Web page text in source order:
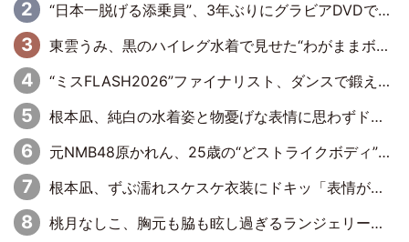
“日本一脱げる添乗員”、3年ぶりにグラビアDVDで復活 31歳の艶やかな表情がさえわたる
東雲うみ、黒のハイレグ水着で見せた“わがままボディ”がたまらない「うみちゃんカワイイ」「全てがステキな女神さま」「魅力的です」
“ミスFLASH2026”ファイナリスト、ダンスで鍛え上げた健康的な美ボディー披露
根本凪、純白の水着姿と物憂げな表情に思わずドキドキ…「ステキなお写真」「透明感がスゴい」
元NMB48原かれん、25歳の“どストライクボディ”をバリで解禁 169cmモデル体形で挑む初の本格グラビア
根本凪、ずぶ濡れスケスケ衣装にドキッ「表情が良過ぎる」「ねもちゃんの眼差しにドキドキが止まらない」
桃月なしこ、胸元も脇も眩し過ぎるランジェリー＆ビキニ姿を披露「なしこたそ最強」「セクシーでゴージャスで大きなボリューム」